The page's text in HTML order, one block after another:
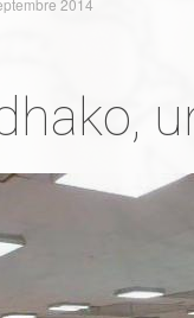
2014